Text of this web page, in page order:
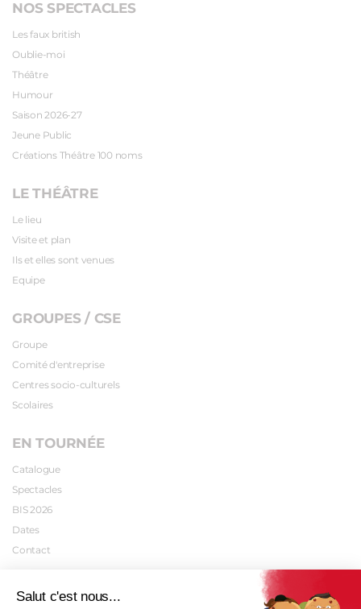
NOS SPECTACLES
Les faux british
Oublie-moi
Théâtre
Humour
Saison 2026-27
Jeune Public
Créations Théâtre 100 noms
LE THÉÂTRE
Le lieu
Visite et plan
Ils et elles sont venues
Equipe
GROUPES / CSE
Groupe
Comité d'entreprise
Centres socio-culturels
Scolaires
EN TOURNÉE
Catalogue
Spectacles
BIS 2026
Dates
Contact
INFOS PRATIQUES
Salut c'est nous...